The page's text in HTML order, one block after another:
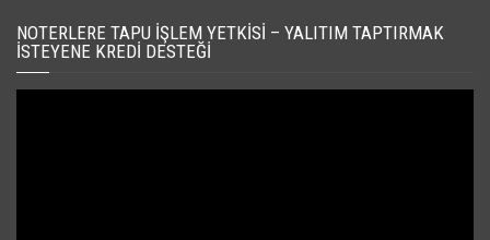
NOTERLERE TAPU İŞLEM YETKISI – YALITIM TAPTIRMAK
İSTEYENE KREDI DESTEĞI